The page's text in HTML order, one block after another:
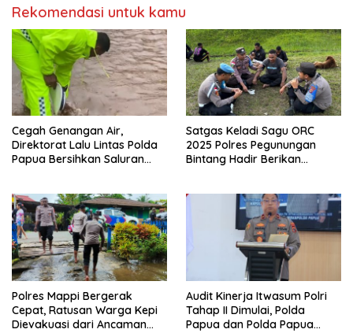
Rekomendasi untuk kamu
Cegah Genangan Air,
Direktorat Lalu Lintas Polda
Papua Bersihkan Saluran
Satgas Keladi Sagu ORC
2025 Polres Pegunungan
Bintang Hadir Berikan
Polres Mappi Bergerak
Cepat, Ratusan Warga Kepi
Dievakuasi dari Ancaman
Audit Kinerja Itwasum Polri
Tahap II Dimulai, Polda
Papua dan Polda Papua